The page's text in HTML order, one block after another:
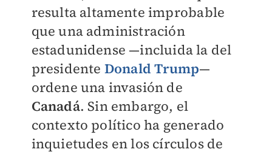
resulta altamente improbable
que una administración
estadunidense —incluida la del
presidente Donald Trump—
ordene una invasión de
Canadá. Sin embargo, el
contexto político ha generado
inquietudes en los círculos de